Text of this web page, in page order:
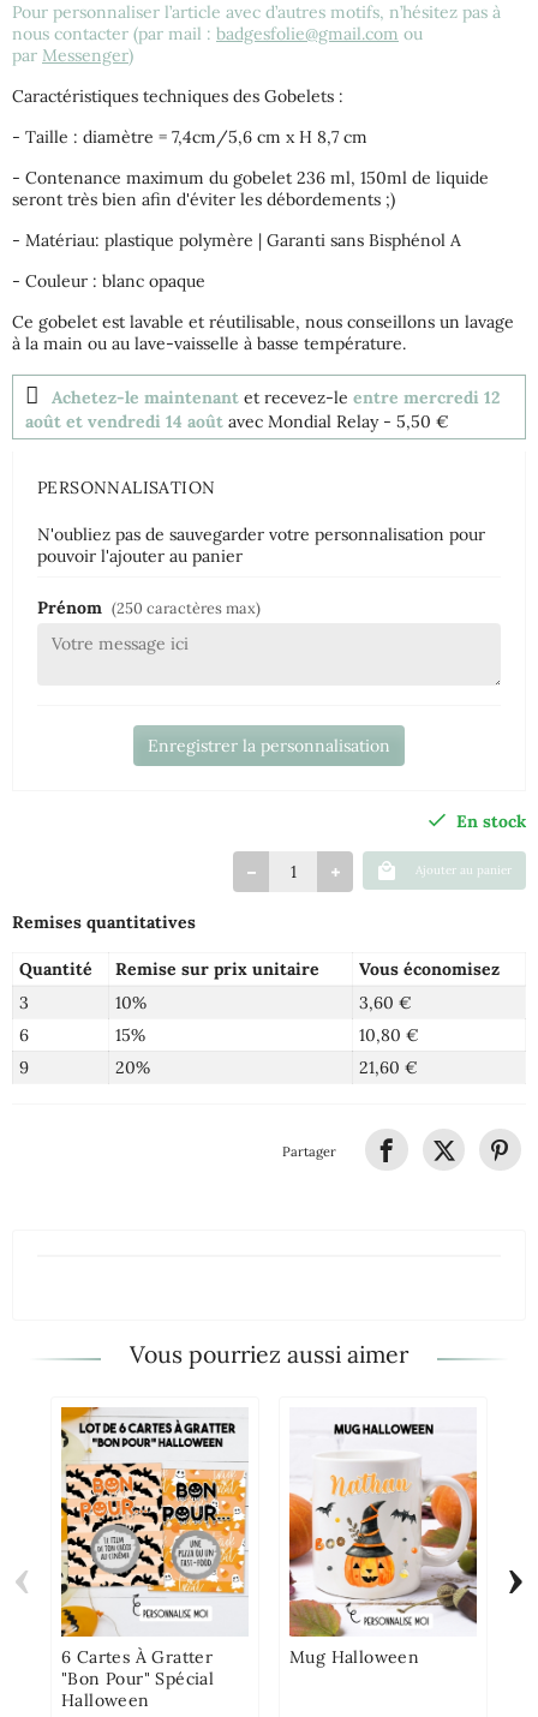
Pour personnaliser l’article avec d’autres motifs, n’hésitez pas à
nous contacter (par mail : badgesfolie@gmail.com ou
par Messenger)
Caractéristiques techniques des Gobelets :
- Taille : diamètre = 7,4cm/5,6 cm x H 8,7 cm
- Contenance maximum du gobelet 236 ml, 150ml de liquide
seront très bien afin d'éviter les débordements ;)
- Matériau: plastique polymère | Garanti sans Bisphénol A
- Couleur : blanc opaque
Ce gobelet est lavable et réutilisable, nous conseillons un lavage
à la main ou au lave-vaisselle à basse température.
Achetez-le maintenant et recevez-le entre mercredi 12
août et vendredi 14 août avec Mondial Relay - 5,50 €
PERSONNALISATION
N'oubliez pas de sauvegarder votre personnalisation pour
pouvoir l'ajouter au panier
Prénom (250 caractères max)
Enregistrer la personnalisation
En stock
Ajouter au panier
Remises quantitatives
Quantité Remise sur prix unitaire
Vous économisez
3
10%
3,60 €
6
15%
10,80 €
9
20% 21,60 €
Partager
Vous pourriez aussi aimer
6 Cartes À Gratter
"Bon Pour" Spécial
Halloween
Mug Halloween
‹ ›